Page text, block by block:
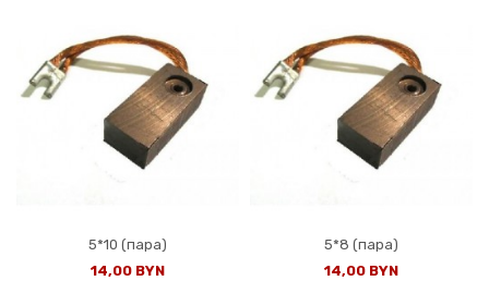
5*10 (пара)
14,00 BYN
5*8 (пара)
14,00 BYN